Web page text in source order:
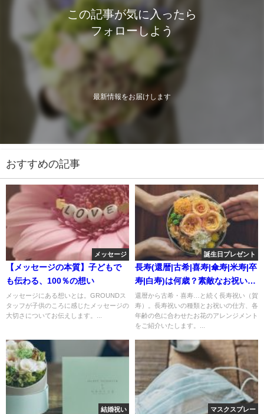
この記事が気に入ったら
フォローしよう
最新情報をお届けします
おすすめの記事
メッセージ
【メッセージの本質】子どもで
も伝わる、100％の想い
メッセージにある想いとは。GROUNDス
タッフが子供のころに感じたメッセージの
大切さについてお伝えします。...
誕生日プレゼント
長寿(還暦|古希|喜寿|傘寿|米寿|卒
寿|白寿)は何歳？素敵なお祝いと
お花の選び方
還暦から古希・喜寿…と続く長寿祝い（賀
寿）。長寿祝いの種類とお祝いの仕方、各
年齢の色に合わせたお花のアレンジメント
をご紹介いたします。...
結婚祝い マスクスプレー